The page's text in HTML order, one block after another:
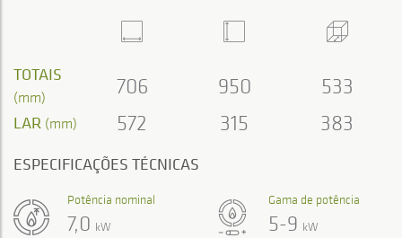
TOTAIS
(mm) 706 950 533
LAR (mm) 572 315 383
ESPECIFICAÇÕES TÉCNICAS
Gama de potência
5-9 kW
Potência nominal
7,0 kW